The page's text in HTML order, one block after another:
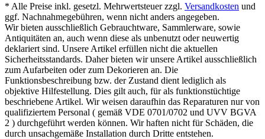
* Alle Preise inkl. gesetzl. Mehrwertsteuer zzgl. Versandkosten und
ggf. Nachnahmegebühren, wenn nicht anders angegeben.
Wir bieten ausschließlich Gebrauchtware, Sammlerware, sowie
Antiquitäten an, auch wenn diese als unbenutzt oder neuwertig
deklariert sind. Unsere Artikel erfüllen nicht die aktuellen
Sicherheitsstandards. Daher bieten wir unsere Artikel ausschließlich
zum Aufarbeiten oder zum Dekorieren an. Die
Funktionsbeschreibung bzw. der Zustand dient lediglich als
objektive Hilfestellung. Dies gilt auch, für als funktionstüchtige
beschriebene Artikel. Wir weisen daraufhin das Reparaturen nur von
qualifiziertem Personal ( gemäß VDE 0701/0702 und UVV BGVA
2 ) durchgeführt werden können. Wir haften nicht für Schäden, die
durch unsachgemäße Installation durch Dritte entstehen.